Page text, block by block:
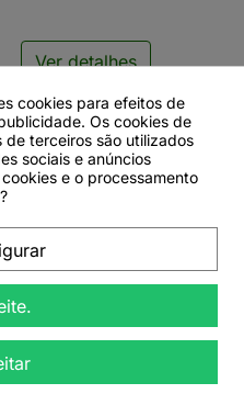
Ver detalhes
produto
– 12 Flores
de chá verde
cookies para efeitos de
Os cookies de
terceiros são utilizados
sociais e anúncios
e o processamento